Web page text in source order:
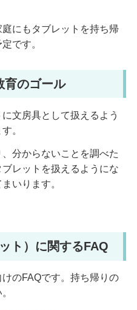
にもタブレットを持ち帰
です。
育のゴール
文房具として扱えるよう
。
分からないことを調べた
レットを扱えるようにな
いります。
ト）に関するFAQ
のFAQです。持ち帰りの